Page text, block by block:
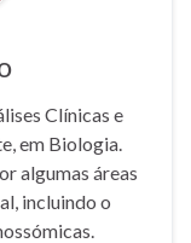
Clínicas e
em Biologia.
algumas áreas
incluindo o